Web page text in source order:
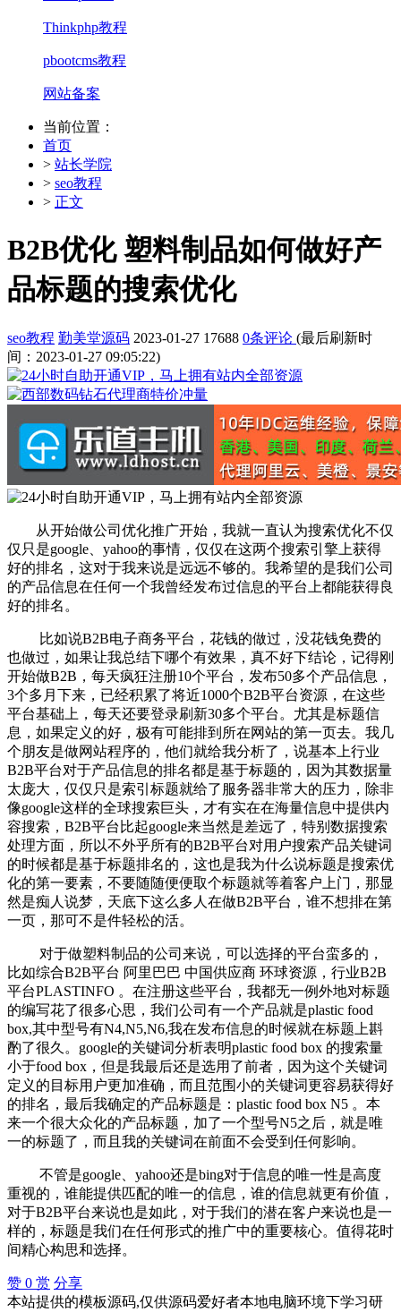
Thinkphp教程
pbootcms教程
网站备案
当前位置：
首页
> 站长学院
> seo教程
> 正文
B2B优化 塑料制品如何做好产
品标题的搜索优化
seo教程 勤美堂源码 2023-01-27 17688 0条评论 (最后刷新时
间：2023-01-27 09:05:22)
从开始做公司优化推广开始，我就一直认为搜索优化不仅
仅只是google、yahoo的事情，仅仅在这两个搜索引擎上获得
好的排名，这对于我来说是远远不够的。我希望的是我们公司
的产品信息在任何一个我曾经发布过信息的平台上都能获得良
好的排名。
比如说B2B电子商务平台，花钱的做过，没花钱免费的
也做过，如果让我总结下哪个有效果，真不好下结论，记得刚
开始做B2B，每天疯狂注册10个平台，发布50多个产品信息，
3个多月下来，已经积累了将近1000个B2B平台资源，在这些
平台基础上，每天还要登录刷新30多个平台。尤其是标题信
息，如果定义的好，极有可能排到所在网站的第一页去。我几
个朋友是做网站程序的，他们就给我分析了，说基本上行业
B2B平台对于产品信息的排名都是基于标题的，因为其数据量
太庞大，仅仅只是索引标题就给了服务器非常大的压力，除非
像google这样的全球搜索巨头，才有实在在海量信息中提供内
容搜索，B2B平台比起google来当然是差远了，特别数据搜索
处理方面，所以不外乎所有的B2B平台对用户搜索产品关键词
的时候都是基于标题排名的，这也是我为什么说标题是搜索优
化的第一要素，不要随随便便取个标题就等着客户上门，那显
然是痴人说梦，天底下这么多人在做B2B平台，谁不想排在第
一页，那可不是件轻松的活。
对于做塑料制品的公司来说，可以选择的平台蛮多的，
比如综合B2B平台 阿里巴巴 中国供应商 环球资源，行业B2B
平台PLASTINFO 。在注册这些平台，我都无一例外地对标题
的编写花了很多心思，我们公司有一个产品就是plastic food
box,其中型号有N4,N5,N6,我在发布信息的时候就在标题上斟
酌了很久。google的关键词分析表明plastic food box 的搜索量
小于food box，但是我最后还是选用了前者，因为这个关键词
定义的目标用户更加准确，而且范围小的关键词更容易获得好
的排名，最后我确定的产品标题是：plastic food box N5 。本
来一个很大众化的产品标题，加了一个型号N5之后，就是唯
一的标题了，而且我的关键词在前面不会受到任何影响。
不管是google、yahoo还是bing对于信息的唯一性是高度
重视的，谁能提供匹配的唯一的信息，谁的信息就更有价值，
对于B2B平台来说也是如此，对于我们的潜在客户来说也是一
样的，标题是我们在任何形式的推广中的重要核心。值得花时
间精心构思和选择。
赞 0 赏 分享
本站提供的模板源码,仅供源码爱好者本地电脑环境下学习研